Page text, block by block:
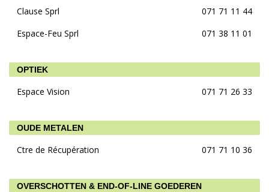
Clause Sprl
071 71 11 44
Espace-Feu Sprl
071 38 11 01
OPTIEK
Espace Vision 071 71 26 33
OUDE METALEN
Ctre de Récupération 071 71 10 36
OVERSCHOTTEN & END-OF-LINE GOEDEREN